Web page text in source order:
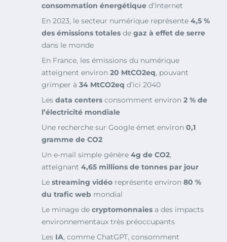
consommation énergétique d’Internet
En 2023, le secteur numérique représente 4,5 %
des émissions totales de gaz à effet de serre
dans le monde
En France, les émissions du numérique
atteignent environ 20 MtCO2eq, pouvant
grimper à 34 MtCO2eq d’ici 2040
Les data centers consomment environ 2 % de
l’électricité mondiale
Une recherche sur Google émet environ 0,1
gramme de CO2
Un e-mail simple génère 4g de CO2,
atteignant 4,65 millions de tonnes par jour
Le streaming vidéo représente environ 80 %
du trafic web mondial
Le minage de cryptomonnaies a des impacts
environnementaux très préoccupants
Les IA, comme ChatGPT, consomment